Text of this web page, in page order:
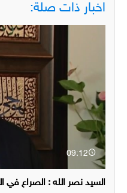
اخبار ذات صلة:
09:12
السيد نصر الله : الصراع